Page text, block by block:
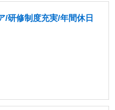
/研修制度充実/年間休日